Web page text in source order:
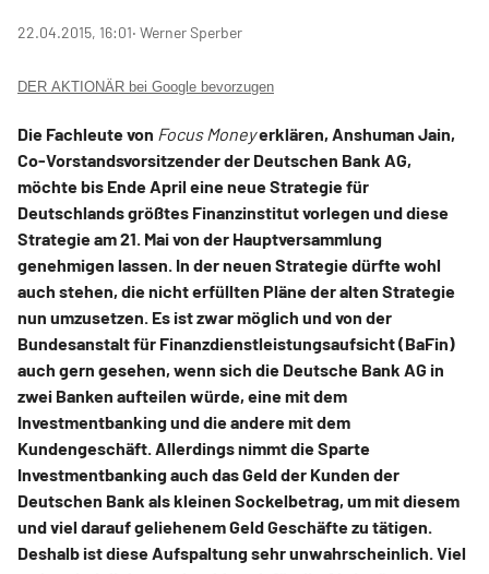
22.04.2015, 16:01‧ Werner Sperber
DER AKTIONÄR bei Google bevorzugen
Die Fachleute von Focus Moneyerklären, Anshuman Jain,
Co-Vorstandsvorsitzender der Deutschen Bank AG,
möchte bis Ende April eine neue Strategie für
Deutschlands größtes Finanzinstitut vorlegen und diese
Strategie am 21. Mai von der Hauptversammlung
genehmigen lassen. In der neuen Strategie dürfte wohl
auch stehen, die nicht erfüllten Pläne der alten Strategie
nun umzusetzen. Es ist zwar möglich und von der
Bundesanstalt für Finanzdienstleistungsaufsicht (BaFin)
auch gern gesehen, wenn sich die Deutsche Bank AG in
zwei Banken aufteilen würde, eine mit dem
Investmentbanking und die andere mit dem
Kundengeschäft. Allerdings nimmt die Sparte
Investmentbanking auch das Geld der Kunden der
Deutschen Bank als kleinen Sockelbetrag, um mit diesem
und viel darauf geliehenem Geld Geschäfte zu tätigen.
Deshalb ist diese Aufspaltung sehr unwahrscheinlich. Viel